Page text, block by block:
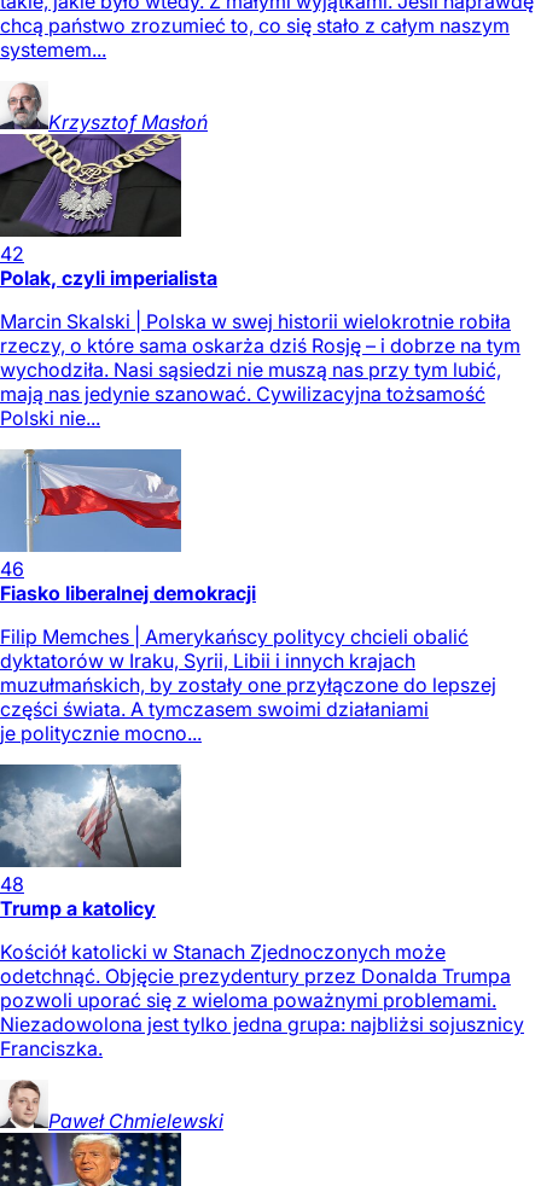
chcą państwo zrozumieć to, co się stało z całym naszym
systemem...
Krzysztof Masłoń
42
Polak, czyli imperialista
Marcin Skalski | Polska w swej historii wielokrotnie robiła
rzeczy, o które sama oskarża dziś Rosję – i dobrze na tym
wychodziła. Nasi sąsiedzi nie muszą nas przy tym lubić,
mają nas jedynie szanować. Cywilizacyjna tożsamość
Polski nie...
46
Fiasko liberalnej demokracji
Filip Memches | Amerykańscy politycy chcieli obalić
dyktatorów w Iraku, Syrii, Libii i innych krajach
muzułmańskich, by zostały one przyłączone do lepszej
części świata. A tymczasem swoimi działaniami
je politycznie mocno...
48
Trump a katolicy
Kościół katolicki w Stanach Zjednoczonych może
odetchnąć. Objęcie prezydentury przez Donalda Trumpa
pozwoli uporać się z wieloma poważnymi problemami.
Niezadowolona jest tylko jedna grupa: najbliżsi sojusznicy
Franciszka.
Paweł Chmielewski